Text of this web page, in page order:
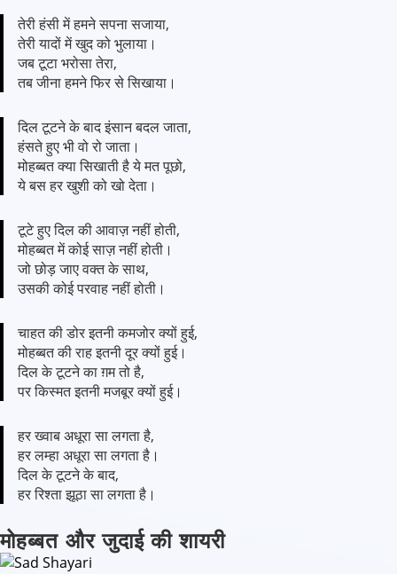
तेरी हंसी में हमने सपना सजाया,
तेरी यादों में खुद को भुलाया।
जब टूटा भरोसा तेरा,
तब जीना हमने फिर से सिखाया।
दिल टूटने के बाद इंसान बदल जाता,
हंसते हुए भी वो रो जाता।
मोहब्बत क्या सिखाती है ये मत पूछो,
ये बस हर खुशी को खो देता।
टूटे हुए दिल की आवाज़ नहीं होती,
मोहब्बत में कोई साज़ नहीं होती।
जो छोड़ जाए वक्त के साथ,
उसकी कोई परवाह नहीं होती।
चाहत की डोर इतनी कमजोर क्यों हुई,
मोहब्बत की राह इतनी दूर क्यों हुई।
दिल के टूटने का ग़म तो है,
पर किस्मत इतनी मजबूर क्यों हुई।
हर ख्वाब अधूरा सा लगता है,
हर लम्हा अधूरा सा लगता है।
दिल के टूटने के बाद,
हर रिश्ता झूठा सा लगता है।
मोहब्बत और जुदाई की शायरी